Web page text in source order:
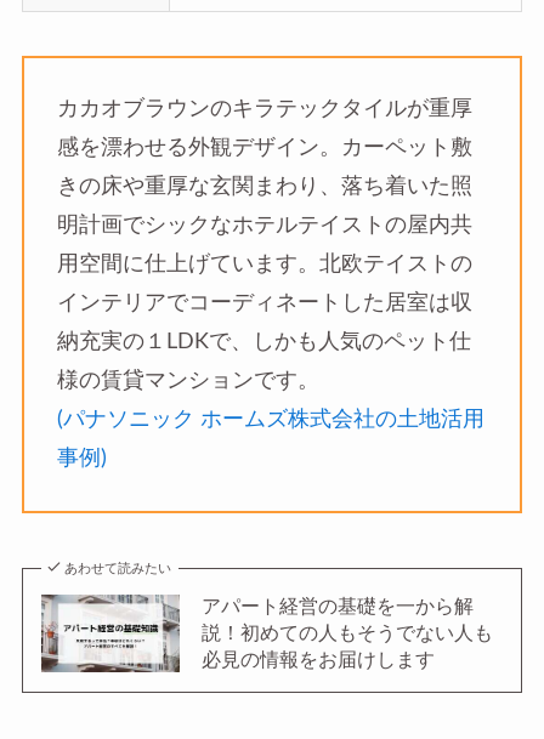
カカオブラウンのキラテックタイルが重厚
感を漂わせる外観デザイン。カーペット敷
きの床や重厚な玄関まわり、落ち着いた照
明計画でシックなホテルテイストの屋内共
用空間に仕上げています。北欧テイストの
インテリアでコーディネートした居室は収
納充実の１LDKで、しかも人気のペット仕
様の賃貸マンションです。
(パナソニック ホームズ株式会社の土地活用
事例)
あわせて読みたい
アパート経営の基礎を一から解
説！初めての人もそうでない人も
必見の情報をお届けします